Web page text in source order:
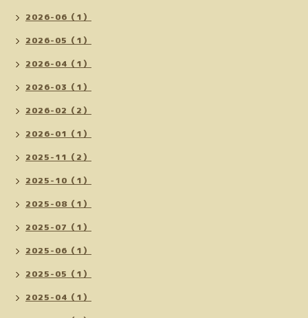
2026-06（1）
2026-05（1）
2026-04（1）
2026-03（1）
2026-02（2）
2026-01（1）
2025-11（2）
2025-10（1）
2025-08（1）
2025-07（1）
2025-06（1）
2025-05（1）
2025-04（1）